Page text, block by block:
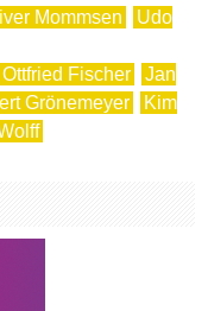
Mommsen
Udo
Ottfried Fischer
Jan
Grönemeyer
Kim